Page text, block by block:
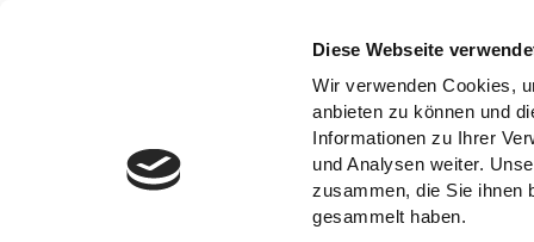
Diese Webseite
Wir verwenden Cookies,
anbieten zu können und
Informationen zu Ihrer
und Analysen weiter.
zusammen, die Sie ihnen
gesammelt haben.